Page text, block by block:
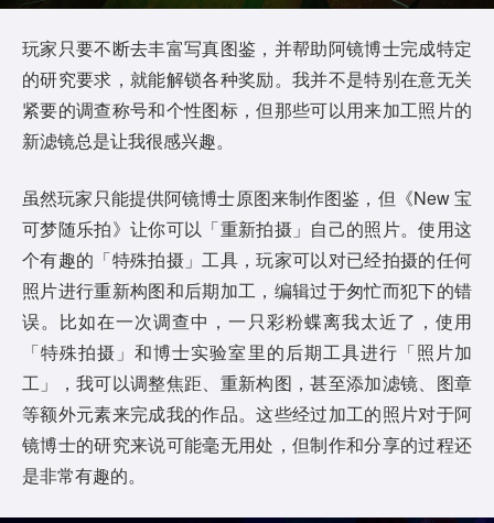
玩家只要不断去丰富写真图鉴，并帮助阿镜博士完成特定
的研究要求，就能解锁各种奖励。我并不是特别在意无关
紧要的调查称号和个性图标，但那些可以用来加工照片的
新滤镜总是让我很感兴趣。
虽然玩家只能提供阿镜博士原图来制作图鉴，但《New 宝
可梦随乐拍》让你可以「重新拍摄」自己的照片。使用这
个有趣的「特殊拍摄」工具，玩家可以对已经拍摄的任何
照片进行重新构图和后期加工，编辑过于匆忙而犯下的错
误。比如在一次调查中，一只彩粉蝶离我太近了，使用
「特殊拍摄」和博士实验室里的后期工具进行「照片加
工」，我可以调整焦距、重新构图，甚至添加滤镜、图章
等额外元素来完成我的作品。这些经过加工的照片对于阿
镜博士的研究来说可能毫无用处，但制作和分享的过程还
是非常有趣的。